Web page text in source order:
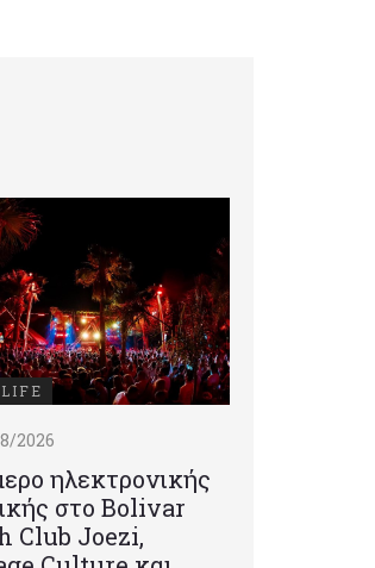
2026
ηλεκτρονικής
στο Bolivar
Club Joezi,